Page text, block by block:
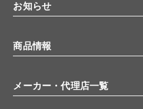
タンパク質検索
ELISA/ELISpot検索
品番検索
お知らせ
無料サンプル
ウェビナー （オンラインセミナー）
学会・展示スケジュール
商品情報
抗体
メーカー・代理店一覧